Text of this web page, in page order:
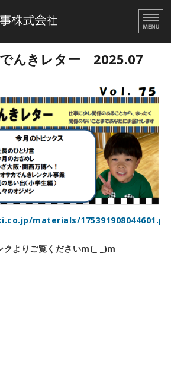
大阪電機商事株式会社
ー
でんきレター 2025.07
materials/
クよりご覧くださいm(_ _)m